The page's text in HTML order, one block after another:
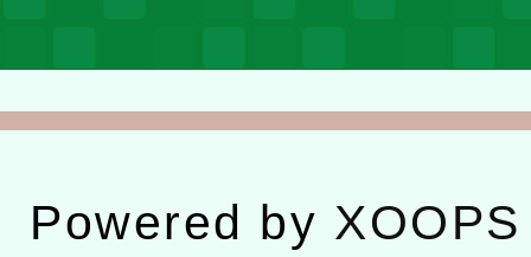
Powered by XOOPS